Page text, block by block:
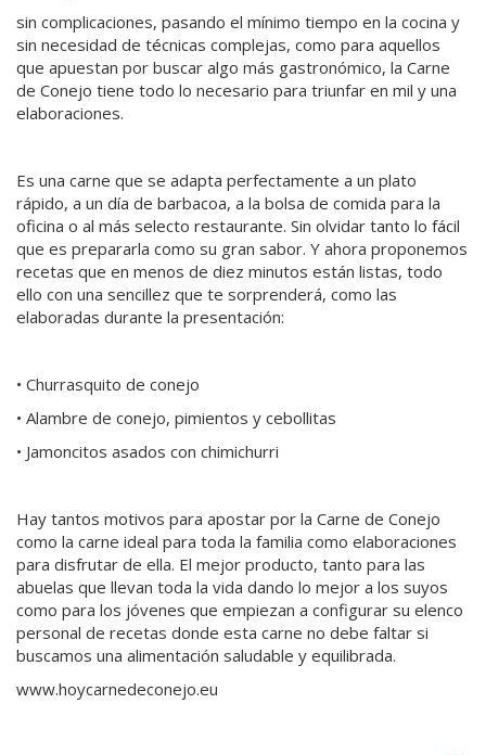
sin complicaciones, pasando el mínimo tiempo en la cocina y
sin necesidad de técnicas complejas, como para aquellos
que apuestan por buscar algo más gastronómico, la Carne
de Conejo tiene todo lo necesario para triunfar en mil y una
elaboraciones.
Es una carne que se adapta perfectamente a un plato
rápido, a un día de barbacoa, a la bolsa de comida para la
oficina o al más selecto restaurante. Sin olvidar tanto lo fácil
que es prepararla como su gran sabor. Y ahora proponemos
recetas que en menos de diez minutos están listas, todo
ello con una sencillez que te sorprenderá, como las
elaboradas durante la presentación:
• Churrasquito de conejo
• Alambre de conejo, pimientos y cebollitas
• Jamoncitos asados con chimichurri
Hay tantos motivos para apostar por la Carne de Conejo
como la carne ideal para toda la familia como elaboraciones
para disfrutar de ella. El mejor producto, tanto para las
abuelas que llevan toda la vida dando lo mejor a los suyos
como para los jóvenes que empiezan a configurar su elenco
personal de recetas donde esta carne no debe faltar si
buscamos una alimentación saludable y equilibrada.
www.hoycarnedeconejo.eu